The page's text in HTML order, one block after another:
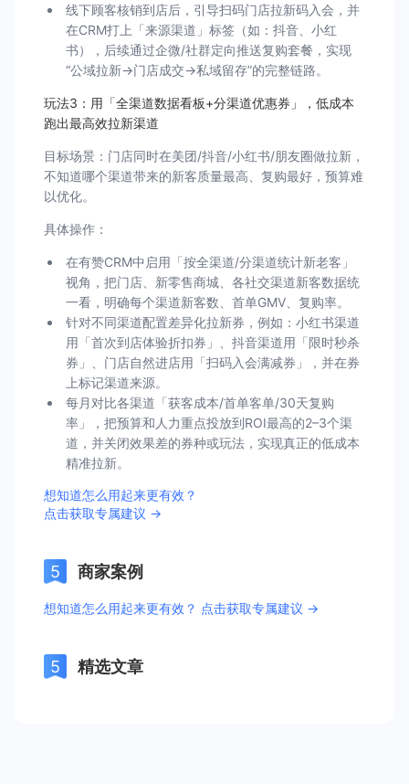
线下顾客核销到店后，引导扫码门店拉新码入会，并
在CRM打上「来源渠道」标签（如：抖音、小红
书），后续通过企微/社群定向推送复购套餐，实现
“公域拉新→门店成交→私域留存”的完整链路。
玩法3：用「全渠道数据看板+分渠道优惠券」，低成本
跑出最高效拉新渠道
目标场景：门店同时在美团/抖音/小红书/朋友圈做拉新，
不知道哪个渠道带来的新客质量最高、复购最好，预算难
以优化。
具体操作：
在有赞CRM中启用「按全渠道/分渠道统计新老客」
视角，把门店、新零售商城、各社交渠道新客数据统
一看，明确每个渠道新客数、首单GMV、复购率。
针对不同渠道配置差异化拉新券，例如：小红书渠道
用「首次到店体验折扣券」、抖音渠道用「限时秒杀
券」、门店自然进店用「扫码入会满减券」，并在券
上标记渠道来源。
每月对比各渠道「获客成本/首单客单/30天复购
率」，把预算和人力重点投放到ROI最高的2–3个渠
道，并关闭效果差的券种或玩法，实现真正的低成本
精准拉新。
想知道怎么用起来更有效？
点击获取专属建议 →
商家案例
想知道怎么用起来更有效？ 点击获取专属建议 →
精选文章